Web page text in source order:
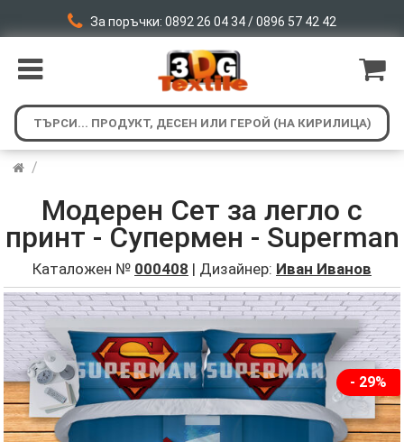
За поръчки: 0892 26 04 34 / 0896 57 42 42
/
Модерен Сет за легло с
принт - Супермен - Superman
Каталожен № 000408 | Дизайнер: Иван Иванов
- 29%